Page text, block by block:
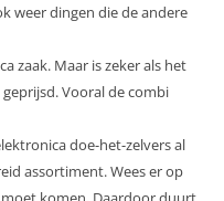
weer dingen die de andere
zaak. Maar is zeker als het
Vooral de combi
doe-het-zelvers al
assortiment. Wees er op